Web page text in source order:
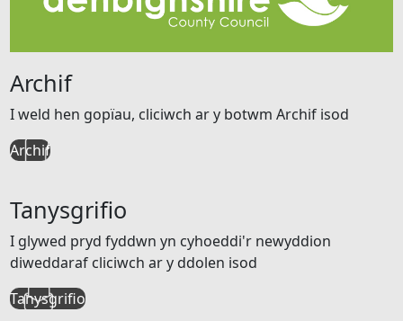
Archif
I weld hen gopïau, cliciwch ar y botwm Archif isod
Archif
Tanysgrifio
I glywed pryd fyddwn yn cyhoeddi'r newyddion
diweddaraf cliciwch ar y ddolen isod
Tanysgrifio